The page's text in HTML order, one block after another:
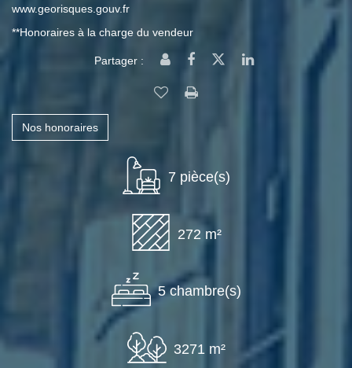
www.georisques.gouv.fr
**Honoraires à la charge du vendeur
Partager :
Nos honoraires
7 pièce(s)
272 m²
5 chambre(s)
3271 m²